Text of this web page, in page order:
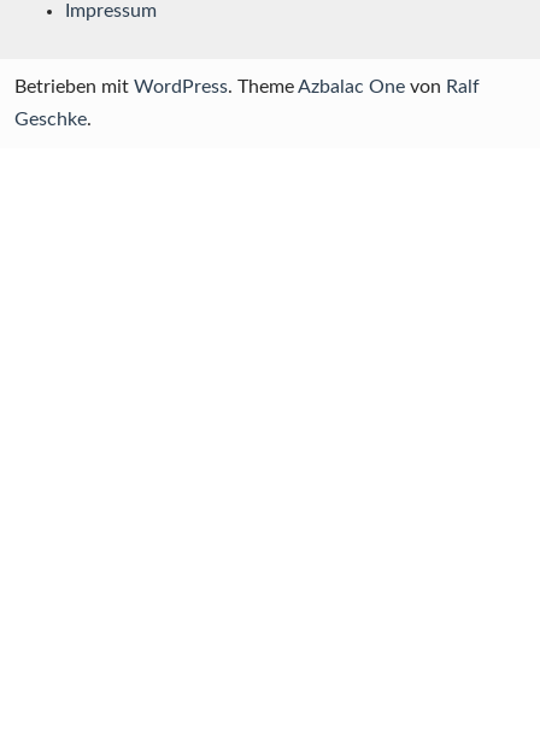
Impressum
Betrieben mit WordPress. ThemeAzbalac One von Ralf
Geschke.